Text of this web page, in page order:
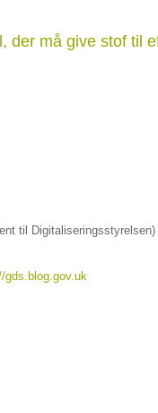
der må give stof til
til
gds.blog.gov.uk